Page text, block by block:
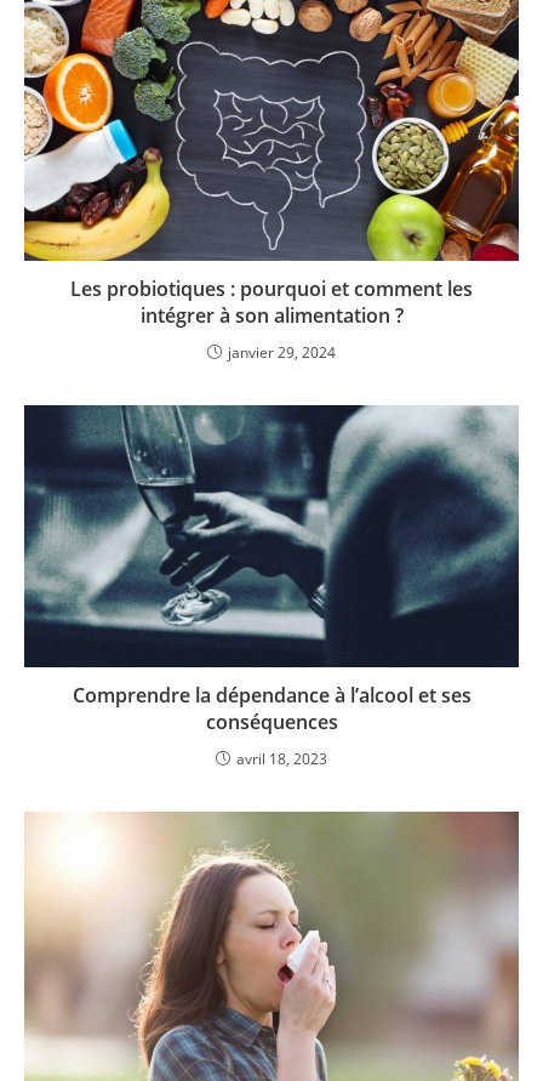
Les probiotiques : pourquoi et comment les
intégrer à son alimentation ?
janvier 29, 2024
Comprendre la dépendance à l’alcool et ses
conséquences
avril 18, 2023